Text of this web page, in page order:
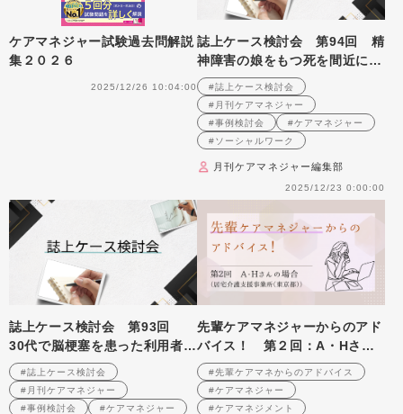
ケアマネジャー試験過去問解説
集２０２６
2025/12/26 10:04:00
誌上ケース検討会 第94回 精
神障害の娘をもつ死を間近に控
えた母親への支援を考える
（2008年4月号掲載）
#誌上ケース検討会
#月刊ケアマネジャー
#事例検討会
#ケアマネジャー
#ソーシャルワーク
月刊ケアマネジャー編集部
2025/12/23 0:00:00
誌上ケース検討会 第93回
30代で脳梗塞を患った利用者へ
の支援を考える （2008年2月
号掲載）
#誌上ケース検討会
#月刊ケアマネジャー
#事例検討会
#ケアマネジャー
先輩ケアマネジャーからのアド
バイス！ 第２回：A・Hさん
（居宅介護支援事業所（東京
都）・ケアマネジャー）後編
#先輩ケアマネからのアドバイス
#ケアマネジャー
#ケアマネジメント